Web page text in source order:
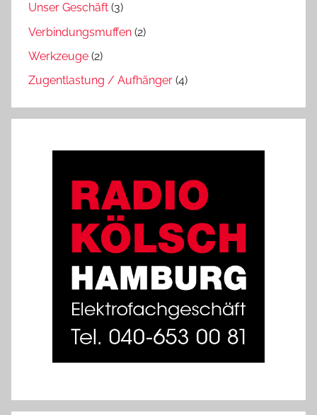
Unser Geschäft (3)
Verbindungsmuffen (2)
Werkzeuge (2)
Zugentlastung / Aufhänger (4)